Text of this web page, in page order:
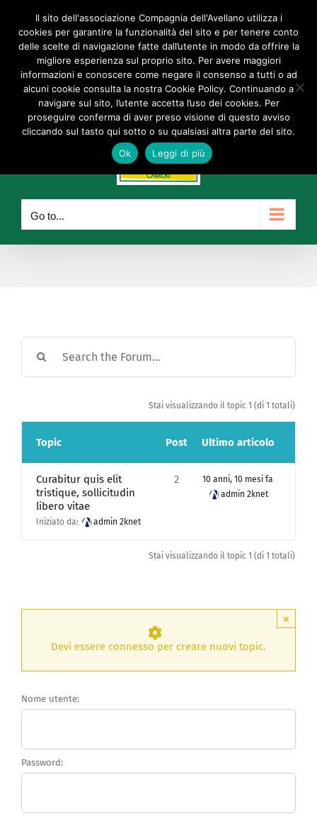
content
FacebookInstagramYouTube
info@compagniadellavellano.org
Go to...
Stai visualizzando il topic 1 (di 1 totali)
Topic Post Ultimo articolo
Curabitur quis elit
tristique, sollicitudin
libero vitae
Iniziato da: admin 2knet
2
10 anni, 10 mesi fa
admin 2knet
Stai visualizzando il topic 1 (di 1 totali)
×
Devi essere connesso per creare nuovi topic.
Nome utente:
Password:
Il sito dell'associazione Compagnia dell'Avellano utilizza i
cookies per garantire la funzionalità del sito e per tenere conto
delle scelte di navigazione fatte dall’utente in modo da offrire la
migliore esperienza sul proprio sito. Per avere maggiori
informazioni e conoscere come negare il consenso a tutti o ad
alcuni cookie consulta la nostra Cookie Policy. Continuando a
navigare sul sito, l’utente accetta l’uso dei cookies. Per
proseguire conferma di aver preso visione di questo avviso
cliccando sul tasto qui sotto o su qualsiasi altra parte del sito.
Ok
Leggi di più